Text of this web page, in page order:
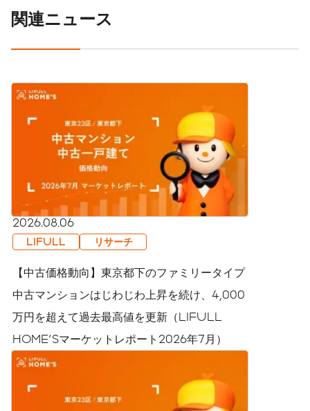
関連ニュース
2026.08.06
LIFULL リサーチ
【中古価格動向】東京都下のファミリータイプ
中古マンションはじわじわ上昇を続け、4,000
万円を超えて過去最高値を更新（LIFULL
HOME'Sマーケットレポート2026年7月）